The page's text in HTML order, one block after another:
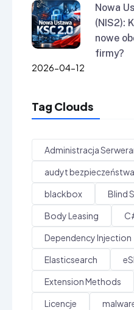
Nowa
(NIS2):
nowe
firmy?
2026-04-12
Tag Clouds
Administracja
audyt bezpieczeństwa
blackbox
Blind
Body Leasing
Dependency Injection
Elasticsearch
Extension Methods
Licencje